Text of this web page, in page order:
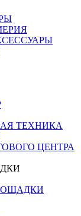
ТЕХНИКА
ЦЕНТРА